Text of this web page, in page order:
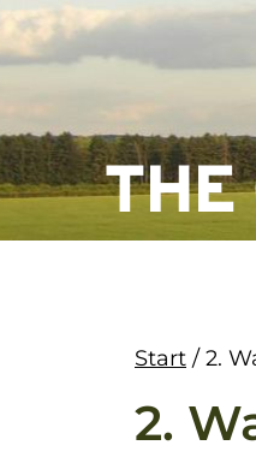
Skip
to
content
THE
Start / 2.
2.